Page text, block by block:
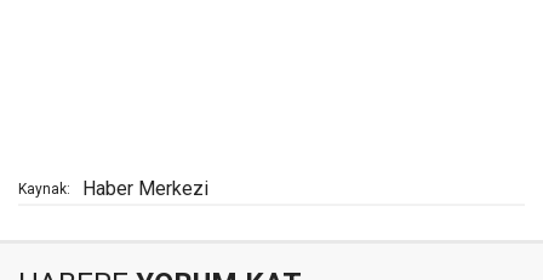
Kaynak: Haber Merkezi